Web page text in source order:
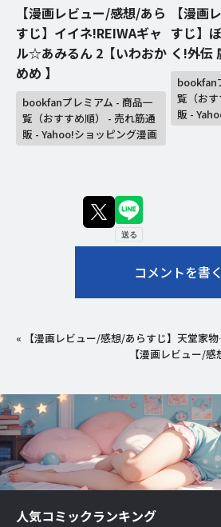
【漫画レビュー/感想/あら
すじ】イイネ!REIWAギャ
ル☆あみるん 2【いわおか
めめ 】
bookfanプレミアム - 商品一
覧（おすすめ順） - 売れ筋通
販 - Yahoo!ショッピング漫画
【漫画
すじ】
く!外伝
bookfan
覧（お
販 -
コメントを書く
«
【漫画レビュー/感想/あらすじ】天堂家
【漫画レビュー/
人気コミックランキング